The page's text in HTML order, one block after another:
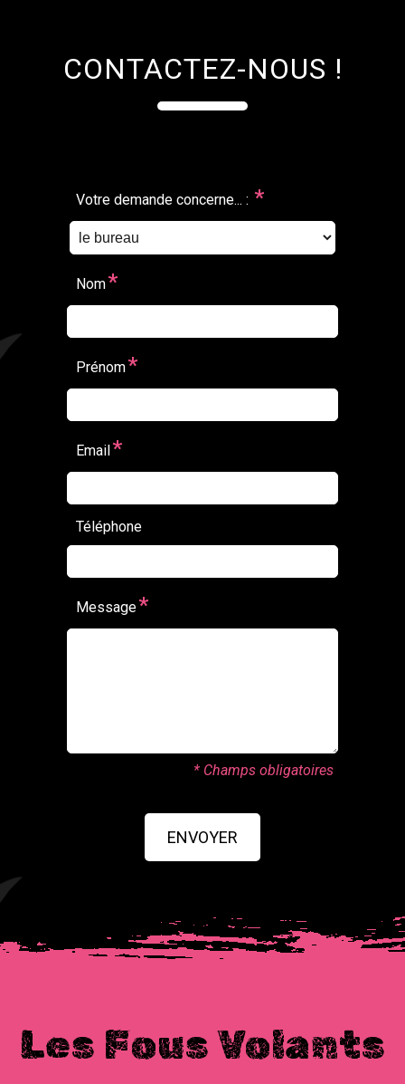
CONTACTEZ-NOUS !
Votre demande concerne... : *
Nom*
Prénom*
Email*
Téléphone
Message*
* Champs obligatoires
ENVOYER
Les Fous Volants